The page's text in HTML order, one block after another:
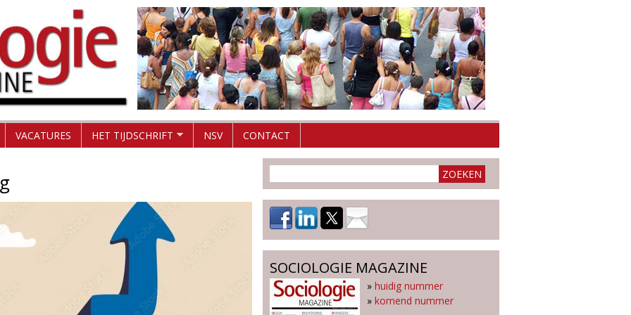
Overslaan
en
naar
de
gaan
VACATURES HET TIJDSCHRIFT NSV CONTACT
SOCIOLOGIE MAGAZINE
» huidig nummer
» komend nummer